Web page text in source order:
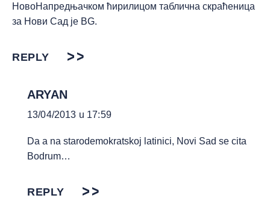
НовоНапредњачком ћирилицом таблична скраћеница
за Нови Сад је ВG.
REPLY
ARYAN
13/04/2013 u 17:59
Da a na starodemokratskoj latinici, Novi Sad se cita
Bodrum…
REPLY